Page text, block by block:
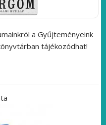
a Gyűjteményeink
tájékozódhat!